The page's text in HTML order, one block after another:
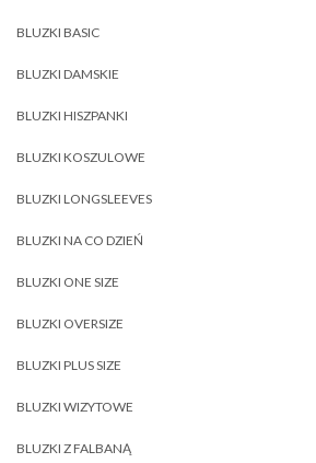
BLUZKI BASIC
BLUZKI DAMSKIE
BLUZKI HISZPANKI
BLUZKI KOSZULOWE
BLUZKI LONGSLEEVES
BLUZKI NA CO DZIEŃ
BLUZKI ONE SIZE
BLUZKI OVERSIZE
BLUZKI PLUS SIZE
BLUZKI WIZYTOWE
BLUZKI Z FALBANĄ